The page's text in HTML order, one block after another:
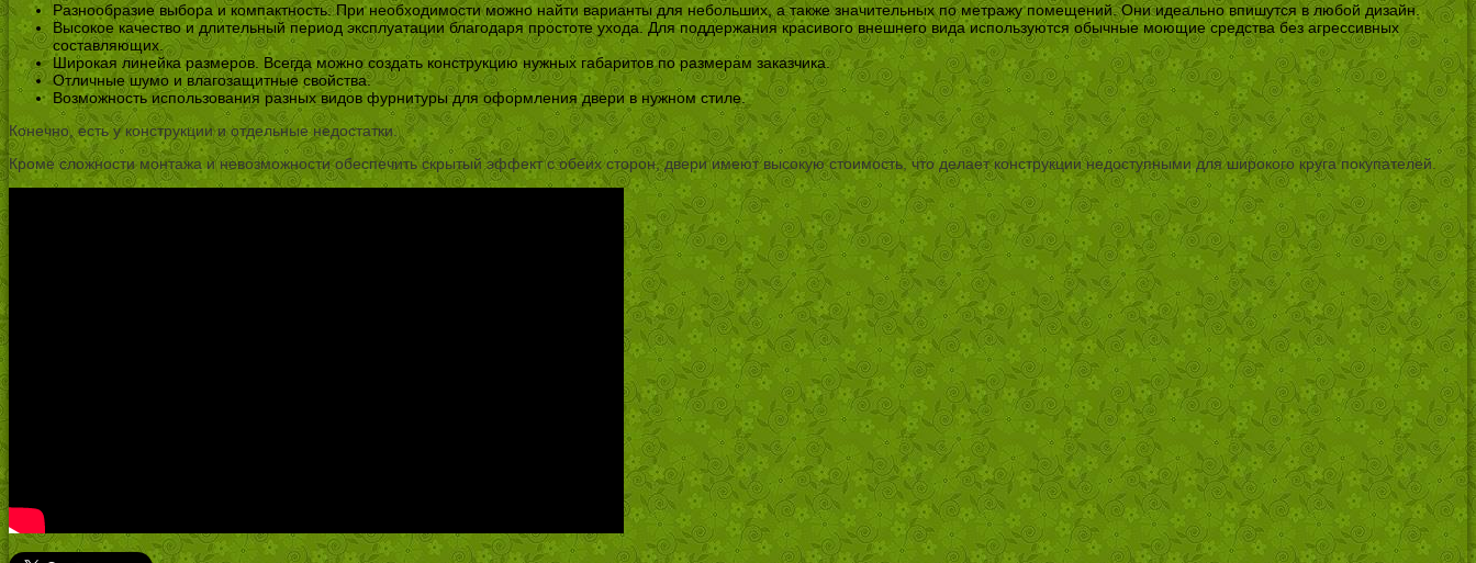
Разнообразие выбора и компактность. При необходимости можно найти варианты для небольших, а также значительных по метражу помещений. Они идеально впишутся в любой дизайн.
Высокое качество и длительный период эксплуатации благодаря простоте ухода. Для поддержания красивого внешнего вида используются обычные моющие средства без агрессивных
составляющих.
Широкая линейка размеров. Всегда можно создать конструкцию нужных габаритов по размерам заказчика.
Отличные шумо и влагозащитные свойства.
Возможность использования разных видов фурнитуры для оформления двери в нужном стиле.
Конечно, есть у конструкции и отдельные недостатки.
Кроме сложности монтажа и невозможности обеспечить скрытый эффект с обеих сторон, двери имеют высокую стоимость, что делает конструкции недоступными для широкого круга покупателей.